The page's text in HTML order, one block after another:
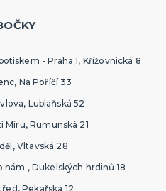
- Praha 1, Křížovnická 8
Na Poříčí 33
Lublaňská 52
Míru, Rumunská 21
Vltavská 28
nám., Dukelských hrdinů 18
Pekařská 12